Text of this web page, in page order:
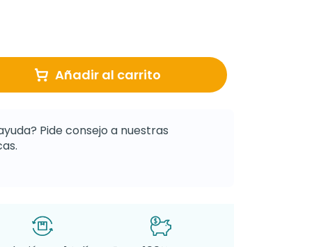
Añadir al carrito
Pide consejo a nuestras